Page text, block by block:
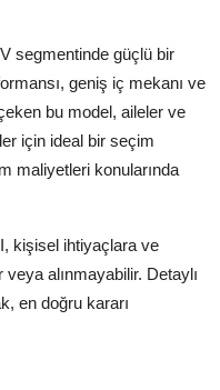
segmentinde güçlü bir
geniş iç mekanı ve
bu model, aileler ve
için ideal bir seçim
maliyetleri konularında
kişisel ihtiyaçlara ve
veya alınmayabilir. Detaylı
en doğru kararı